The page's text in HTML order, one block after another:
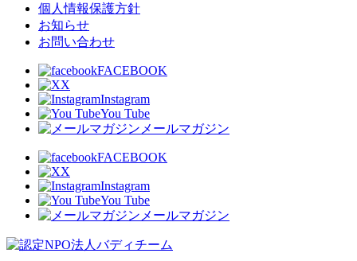
個人情報保護方針
お知らせ
お問い合わせ
FACEBOOK
X
Instagram
You Tube
メールマガジン
FACEBOOK
X
Instagram
You Tube
メールマガジン